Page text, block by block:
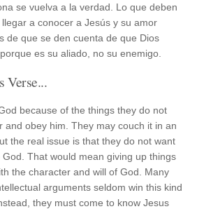
se vuelva a la verdad. Lo que deben
a conocer a Jesús y su amor
de que se den cuenta de que Dios
es su aliado, no su enemigo.
Verse...
because of the things they do not
and obey him. They may couch it in an
the real issue is that they do not want
That would mean giving up things
the character and will of God. Many
arguments seldom win this kind
they must come to know Jesus